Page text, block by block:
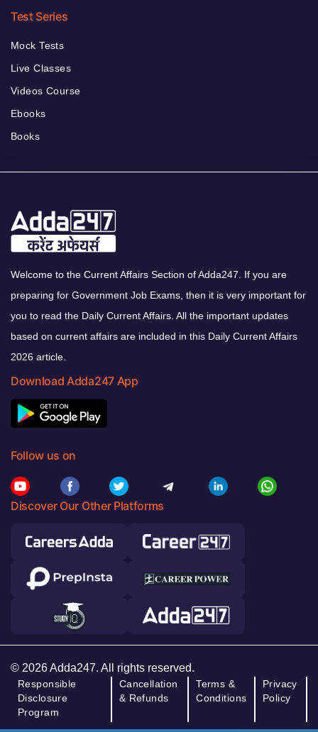
Test Series
Mock Tests
Live Classes
Videos Course
Ebooks
Books
Welcome to the Current Affairs Section of Adda247. If you are
preparing for Government Job Exams, then it is very important for
you to read the Daily Current Affairs. All the important updates
based on current affairs are included in this Daily Current Affairs
2026 article.
Download Adda247 App
Follow us on
Discover Our Other Platforms
© 2026 Adda247. All rights reserved.
Responsible
Disclosure
Program
Cancellation
& Refunds
Terms &
Conditions
Privacy
Policy